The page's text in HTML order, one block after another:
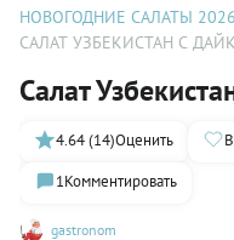
НОВОГОДНИЕ САЛАТЫ
САЛАТ УЗБЕКИСТАН С
Салат
gastronom
4.64 (14)Оценить
1Комментировать